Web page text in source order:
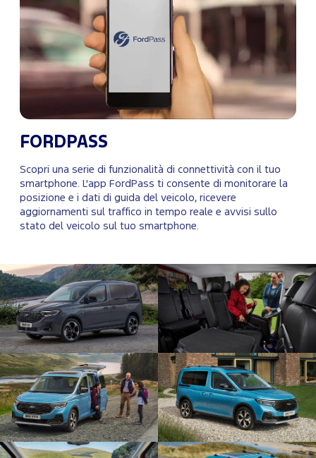
FORDPASS
Scopri una serie di funzionalità di connettività con il tuo
smartphone. L'app FordPass ti consente di monitorare la
posizione e i dati di guida del veicolo, ricevere
aggiornamenti sul traffico in tempo reale e avvisi sullo
stato del veicolo sul tuo smartphone.